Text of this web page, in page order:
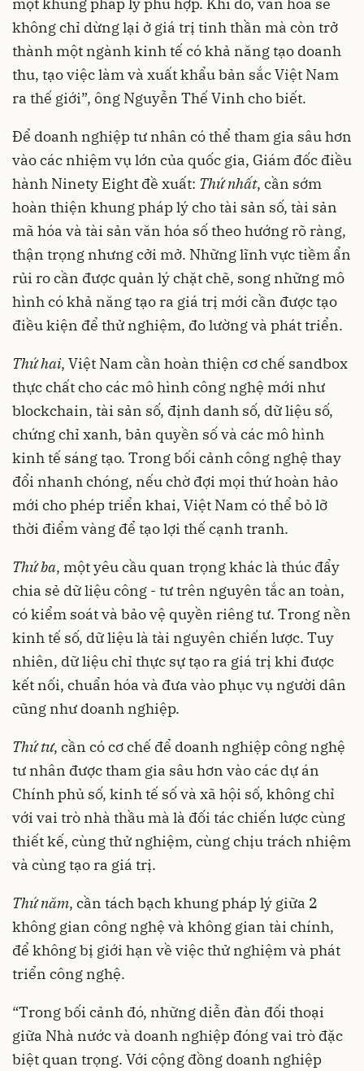
không chỉ dừng lại ở giá trị tinh thần mà còn trở
thành một ngành kinh tế có khả năng tạo doanh
thu, tạo việc làm và xuất khẩu bản sắc Việt Nam
ra thế giới”, ông Nguyễn Thế Vinh cho biết.
Để doanh nghiệp tư nhân có thể tham gia sâu hơn
vào các nhiệm vụ lớn của quốc gia, Giám đốc điều
hành Ninety Eight đề xuất: Thứ nhất, cần sớm
hoàn thiện khung pháp lý cho tài sản số, tài sản
mã hóa và tài sản văn hóa số theo hướng rõ ràng,
thận trọng nhưng cởi mở. Những lĩnh vực tiềm ẩn
rủi ro cần được quản lý chặt chẽ, song những mô
hình có khả năng tạo ra giá trị mới cần được tạo
điều kiện để thử nghiệm, đo lường và phát triển.
Thứhai, Việt Nam cần hoàn thiện cơ chế sandbox
thực chất cho các mô hình công nghệ mới như
blockchain, tài sản số, định danh số, dữ liệu số,
chứng chỉ xanh, bản quyền số và các mô hình
kinh tế sáng tạo. Trong bối cảnh công nghệ thay
đổi nhanh chóng, nếu chờ đợi mọi thứ hoàn hảo
mới cho phép triển khai, Việt Nam có thể bỏ lỡ
thời điểm vàng để tạo lợi thế cạnh tranh.
Thứba, một yêu cầu quan trọng khác là thúc đẩy
chia sẻ dữ liệu công - tư trên nguyên tắc an toàn,
có kiểm soát và bảo vệ quyền riêng tư. Trong nền
kinh tế số, dữ liệu là tài nguyên chiến lược. Tuy
nhiên, dữ liệu chỉ thực sự tạo ra giá trị khi được
kết nối, chuẩn hóa và đưa vào phục vụ người dân
cũng như doanh nghiệp.
Thứ tư, cần có cơ chế để doanh nghiệp công nghệ
tư nhân được tham gia sâu hơn vào các dự án
Chính phủ số, kinh tế số và xã hội số, không chỉ
với vai trò nhà thầu mà là đối tác chiến lược cùng
thiết kế, cùng thử nghiệm, cùng chịu trách nhiệm
và cùng tạo ra giá trị.
Thứnăm, cần tách bạch khung pháp lý giữa 2
không gian công nghệ và không gian tài chính,
để không bị giới hạn về việc thử nghiệm và phát
triển công nghệ.
“Trong bối cảnh đó, những diễn đàn đối thoại
giữa Nhà nước và doanh nghiệp đóng vai trò đặc
biệt quan trọng. Với cộng đồng doanh nghiệp